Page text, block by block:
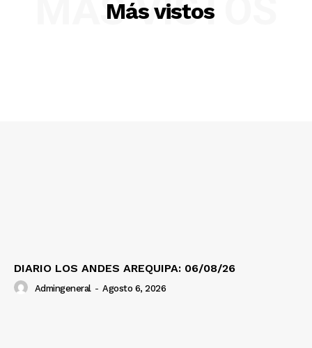
Más vistos
MÁS VISTOS
DIARIO LOS ANDES AREQUIPA: 06/08/26
Admingeneral - Agosto 6, 2026